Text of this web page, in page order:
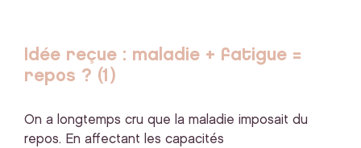
Idée reçue : maladie + fatigue =
repos ? (1)
On a longtemps cru que la maladie imposait du
repos. En affectant les capacités